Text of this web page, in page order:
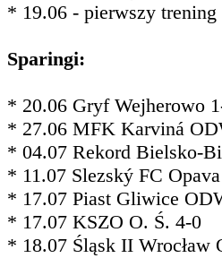
* 19.06 - pierwszy trening
Sparingi:
* 20.06 Gryf Wejherowo
* 27.06 MFK Karviná
* 04.07 Rekord Bielsko-
* 11.07 Slezský FC
* 17.07 Piast Gliwice
* 17.07 KSZO O. Ś. 4-0
* 18.07 Śląsk II Wrocław